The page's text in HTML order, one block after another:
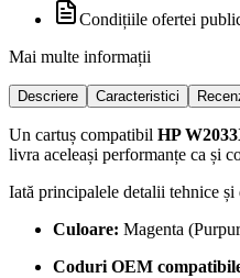
Condițiile ofertei
Mai multe informații
Descriere Caracteristici
Un cartuș compatibil HP
livra aceleași performanțe ca și
Iată principalele detalii tehnice și
Culoare: Magenta
Coduri OEM